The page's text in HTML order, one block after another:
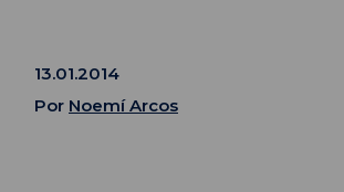
13.01.2014
Por Noemí Arcos